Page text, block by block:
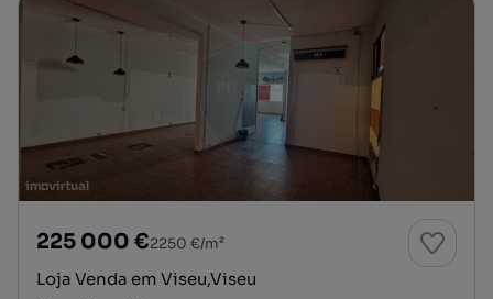
225 000 €2250 €/m²
Loja Venda em Viseu,Viseu